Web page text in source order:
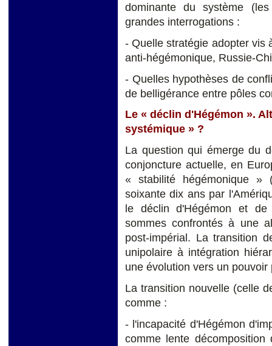
dominante du système
grandes interrogations :
- Quelle stratégie adopter vis
anti-hégémonique, Russie-
- Quelles hypothèses de
de belligérance entre pôles
Le « déclin d'Hégémon ».
systémique » ?
La question qui émerge du
conjoncture actuelle, en
« stabilité hégémonique »
soixante dix ans par
le déclin d'Hégémon et
sommes confrontés à une
post-impérial. La transition
unipolaire à intégration
une évolution vers un
La transition nouvelle (celle
comme :
- l'incapacité d'Hégémon
comme lente